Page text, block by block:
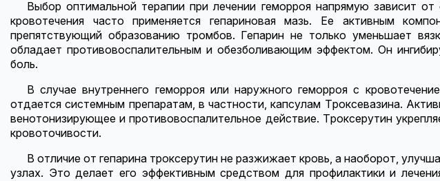
Выбор оптимальной терапии при лечении геморроя напрямую зависит
кровотечения часто применяется гепариновая мазь. Ее активным
препятствующий образованию тромбов. Гепарин не только уменьшает
обладает противовоспалительным и обезболивающим эффектом. Он
боль.
В случае внутреннего геморроя или наружного геморроя с
отдается системным препаратам, в частности, капсулам Троксевазина.
венотонизирующее и противовоспалительное действие. Троксерутин
кровоточивости.
В отличие от гепарина троксерутин не разжижает кровь, а наоборот,
узлах. Это делает его эффективным средством для профилактики и